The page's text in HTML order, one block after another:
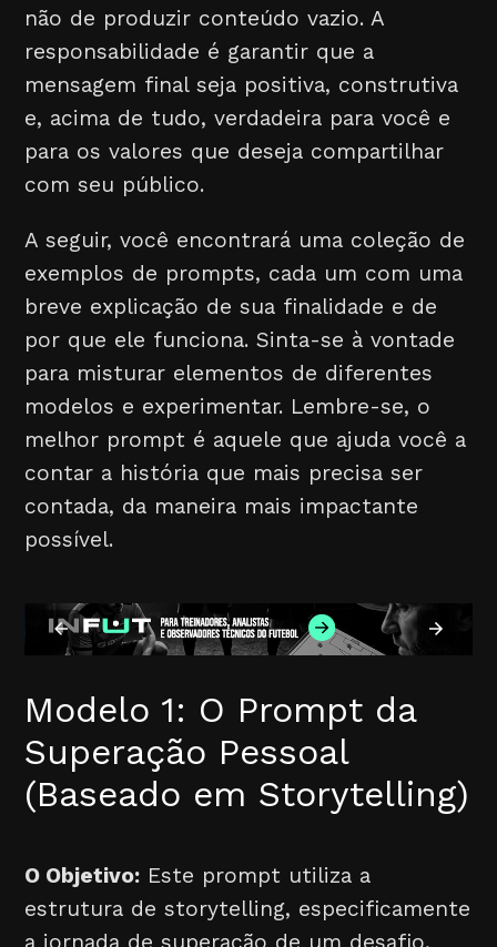
não de produzir conteúdo vazio. A
responsabilidade é garantir que a
mensagem final seja positiva, construtiva
e, acima de tudo, verdadeira para você e
para os valores que deseja compartilhar
com seu público.
A seguir, você encontrará uma coleção de
exemplos de prompts, cada um com uma
breve explicação de sua finalidade e de
por que ele funciona. Sinta-se à vontade
para misturar elementos de diferentes
modelos e experimentar. Lembre-se, o
melhor prompt é aquele que ajuda você a
contar a história que mais precisa ser
contada, da maneira mais impactante
possível.
Modelo 1: O Prompt da
Superação Pessoal
(Baseado em Storytelling)
O Objetivo: Este prompt utiliza a
estrutura de storytelling, especificamente